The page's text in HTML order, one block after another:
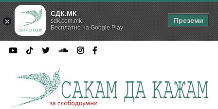
СДК.МК
sdk.com.mk
Бесплатно на Google Play
Преземи